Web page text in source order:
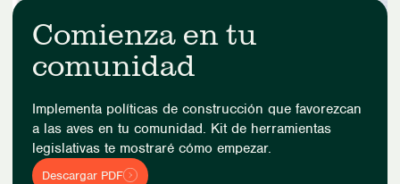
Comienza en tu
comunidad
Implementa políticas de construcción que favorezcan
a las aves en tu comunidad. Kit de herramientas
legislativaste mostraré cómo empezar.
Descargar PDF